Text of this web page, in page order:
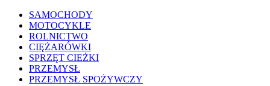
SAMOCHODY
MOTOCYKLE
ROLNICTWO
CIĘŻARÓWKI
SPRZĘT CIEŻKI
PRZEMYSŁ
PRZEMYSŁ SPOŻYWCZY